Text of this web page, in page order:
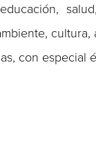
con especial